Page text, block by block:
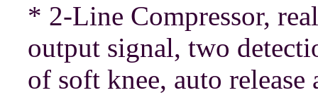
* 2-Line Compressor,
output signal, two
of soft knee, auto release